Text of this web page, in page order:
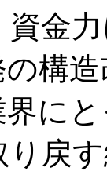
資金
構
に
戻